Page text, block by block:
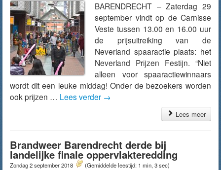
BARENDRECHT – Zaterdag 29
september vindt op de Carnisse
Veste tussen 13.00 en 16.00 uur
de prijsuitreiking van de
Neverland spaaractie plaats: het
Neverland Prijzen Festijn. “Niet
alleen voor spaaractiewinnaars
wordt dit een leuke middag! Onder de bezoekers worden
ook prijzen … Lees verder →
Lees meer
Brandweer Barendrecht derde bij
landelijke finale oppervlakteredding
Zondag 2 september 2018 (Gemiddelde leestijd: 1 min, 3 sec)